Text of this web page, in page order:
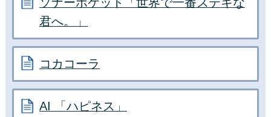
君へ。」
コカコーラ
AI 「ハピネス」